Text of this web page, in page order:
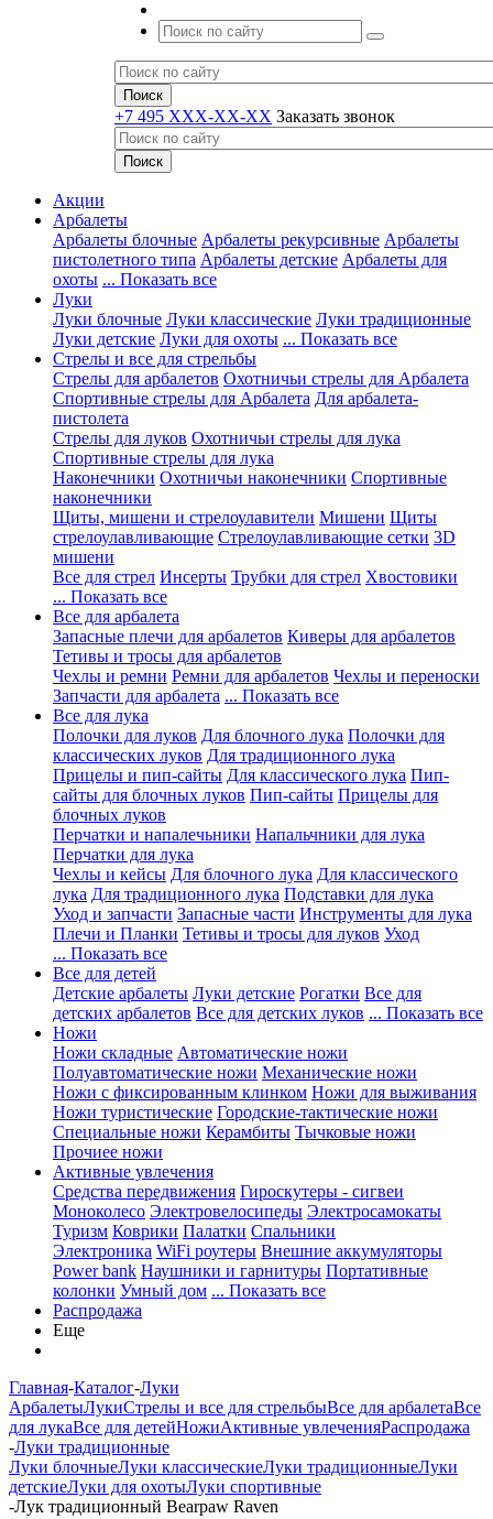
+7 495 XXX-XX-XX Заказать звонок
Акции
Арбалеты
Арбалеты блочные Арбалеты рекурсивные Арбалеты
пистолетного типа Арбалеты детские Арбалеты для
охоты ... Показать все
Луки
Луки блочные Луки классические Луки традиционные
Луки детские Луки для охоты ... Показать все
Стрелы и все для стрельбы
Стрелы для арбалетов Охотничьи стрелы для Арбалета
Спортивные стрелы для Арбалета Для арбалета-
пистолета
Стрелы для луков Охотничьи стрелы для лука
Спортивные стрелы для лука
Наконечники Охотничьи наконечники Спортивные
наконечники
Щиты, мишени и стрелоулавители Мишени Щиты
стрелоулавливающие Стрелоулавливающие сетки 3D
мишени
Все для стрел Инсерты Трубки для стрел Хвостовики
... Показать все
Все для арбалета
Запасные плечи для арбалетов Киверы для арбалетов
Тетивы и тросы для арбалетов
Чехлы и ремни Ремни для арбалетов Чехлы и переноски
Запчасти для арбалета ... Показать все
Все для лука
Полочки для луков Для блочного лука Полочки для
классических луков Для традиционного лука
Прицелы и пип-сайты Для классического лука Пип-
сайты для блочных луков Пип-сайты Прицелы для
блочных луков
Перчатки и напалечьники Напальчники для лука
Перчатки для лука
Чехлы и кейсы Для блочного лука Для классического
лука Для традиционного лука Подставки для лука
Уход и запчасти Запасные части Инструменты для лука
Плечи и Планки Тетивы и тросы для луков Уход
... Показать все
Все для детей
Детские арбалеты Луки детские Рогатки Все для
детских арбалетов Все для детских луков ... Показать все
Ножи
Ножи складные Автоматические ножи
Полуавтоматические ножи Механические ножи
Ножи с фиксированным клинком Ножи для выживания
Ножи туристические Городские-тактические ножи
Специальные ножи Керамбиты Тычковые ножи
Прочиее ножи
Активные увлечения
Средства передвижения Гироскутеры - сигвеи
Моноколесо Электровелосипеды Электросамокаты
Туризм Коврики Палатки Спальники
Электроника WiFi роутеры Внешние аккумуляторы
Power bank Наушники и гарнитуры Портативные
колонки Умный дом ... Показать все
Распродажа
Еще
Главная-Каталог-Луки
АрбалетыЛукиСтрелы и все для стрельбыВсе для арбалетаВсе
для лукаВсе для детейНожиАктивные увлеченияРаспродажа
-Луки традиционные
Луки блочныеЛуки классическиеЛуки традиционныеЛуки
детскиеЛуки для охотыЛуки спортивные
-Лук традиционный Bearpaw Raven